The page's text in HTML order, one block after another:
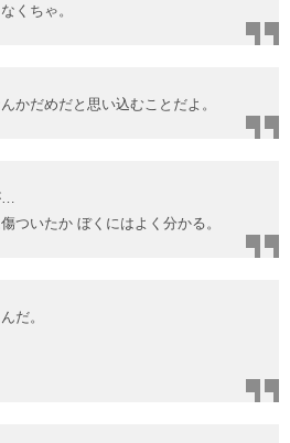
くちゃ。
かだめだと思い込むことだよ。
ついたか ぼくにはよく分かる。
だ。